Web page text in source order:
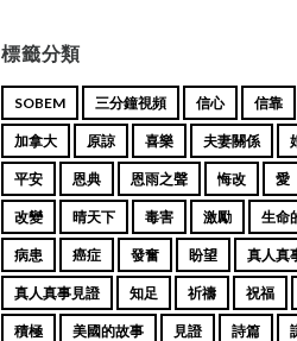
標籤分類
SOBEM 三分鐘視頻 信心 信靠
加拿大 原諒 喜樂 夫妻關係
平安 恩典 恩雨之聲 悔改 愛
改變 晴天下 毒害 激勵 生命
病患 癌症 發奮 盼望 真人真
真人真事見證 知足 祈禱 祝福
積極 美國的故事 見證 詩篇